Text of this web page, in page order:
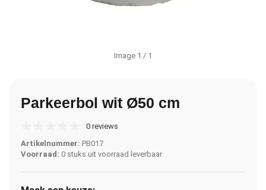
Image 1 / 1
Parkeerbol wit Ø50 cm
0 reviews
Artikelnummer: PB017
Voorraad: 0 stuks uit voorraad leverbaar